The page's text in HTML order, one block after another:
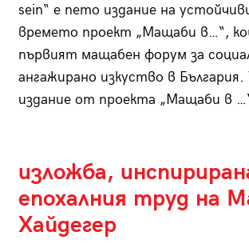
sein“ е пето издание на
времето проект „Мащаби в…“,
първият мащабен форум за
ангажирано изкуство в
издание от проекта „Мащаби в
изложба,
епохалния труд на
Хайдегер